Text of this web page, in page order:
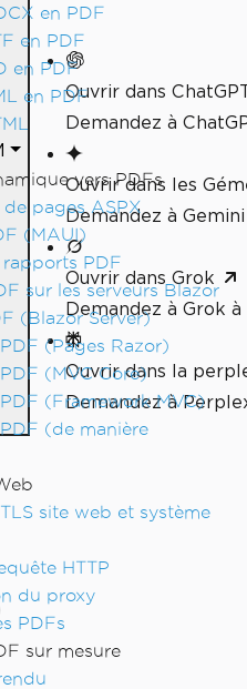
en PDF
en PDF
en PDF
en PDF
vers PDFs
pages ASPX
(MAUI)
rapports PDF
sur les serveurs Blazor
(Blazor Server)
(Pages Razor)
(MVC Core)
(Framework MVC)
(de manière
site web et système
HTTP
du proxy
PDFs
sur mesure
Ouvrir dans
Demandez à
Ouvrir dans les
Demandez à
Ouvrir dans Grok
Demandez à Grok
Ouvrir dans la
Demandez à